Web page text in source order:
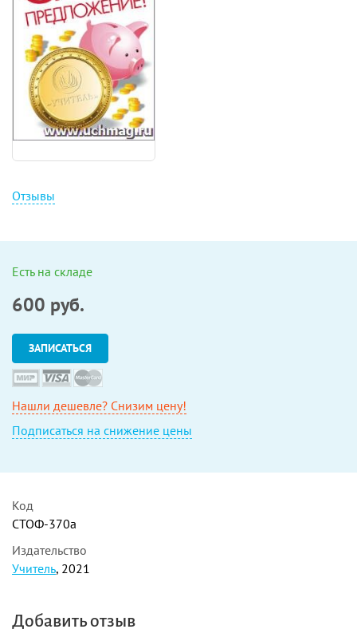
Отзывы
Есть на складе
600 руб.
ЗАПИСАТЬСЯ
Нашли дешевле? Снизим цену!
Подписаться на снижение цены
Код
СТОФ-370а
Издательство
Учитель, 2021
Добавить отзыв